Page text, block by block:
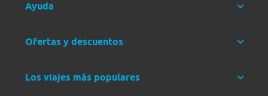
Ayuda
Ofertas y descuentos
Los viajes más populares